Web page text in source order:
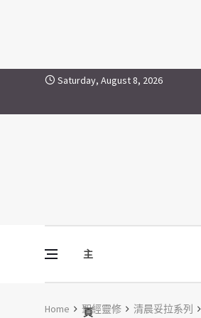
Skip to contentSaturday, August 8, 2026
主
頁
Vine Media
葡萄樹傳媒
Home 聖經靈修 清晨妥拉系列